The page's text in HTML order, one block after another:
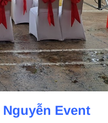
Event